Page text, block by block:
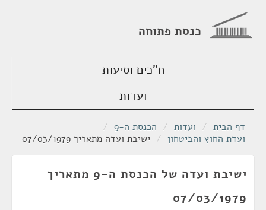
כנסת פתוחה
ח"כים וסיעות
ועדות
דף הבית / ועדות / הכנסת ה-9
/
ועדת החוץ והביטחון / ישיבת ועדה מתאריך 07/03/1979
ישיבת ועדה של הכנסת ה-9 מתאריך
07/03/1979